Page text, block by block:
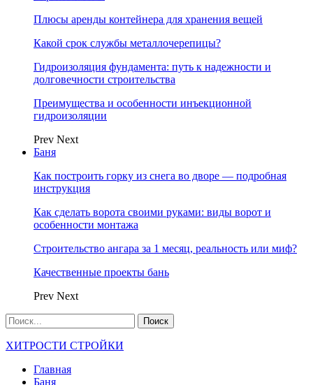
Плюсы аренды контейнера для хранения вещей
Какой срок службы металлочерепицы?
Гидроизоляция фундамента: путь к надежности и
долговечности строительства
Преимущества и особенности инъекционной
гидроизоляции
Prev Next
Баня
Как построить горку из снега во дворе — подробная
инструкция
Как сделать ворота своими руками: виды ворот и
особенности монтажа
Строительство ангара за 1 месяц, реальность или миф?
Качественные проекты бань
Prev Next
ХИТРОСТИ СТРОЙКИ
Главная
Баня